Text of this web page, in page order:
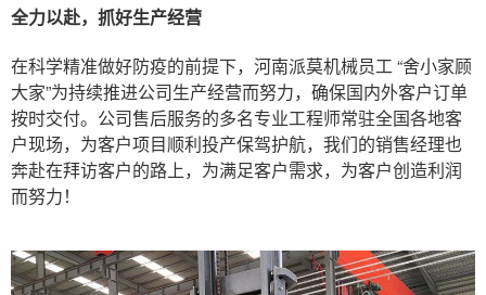
全力以赴，抓好生产经营
在科学精准做好防疫的前提下，河南派莫机械员工 “舍小家顾
大家”为持续推进公司生产经营而努力，确保国内外客户订单
按时交付。公司售后服务的多名专业工程师常驻全国各地客
户现场，为客户项目顺利投产保驾护航，我们的销售经理也
奔赴在拜访客户的路上，为满足客户需求，为客户创造利润
而努力！